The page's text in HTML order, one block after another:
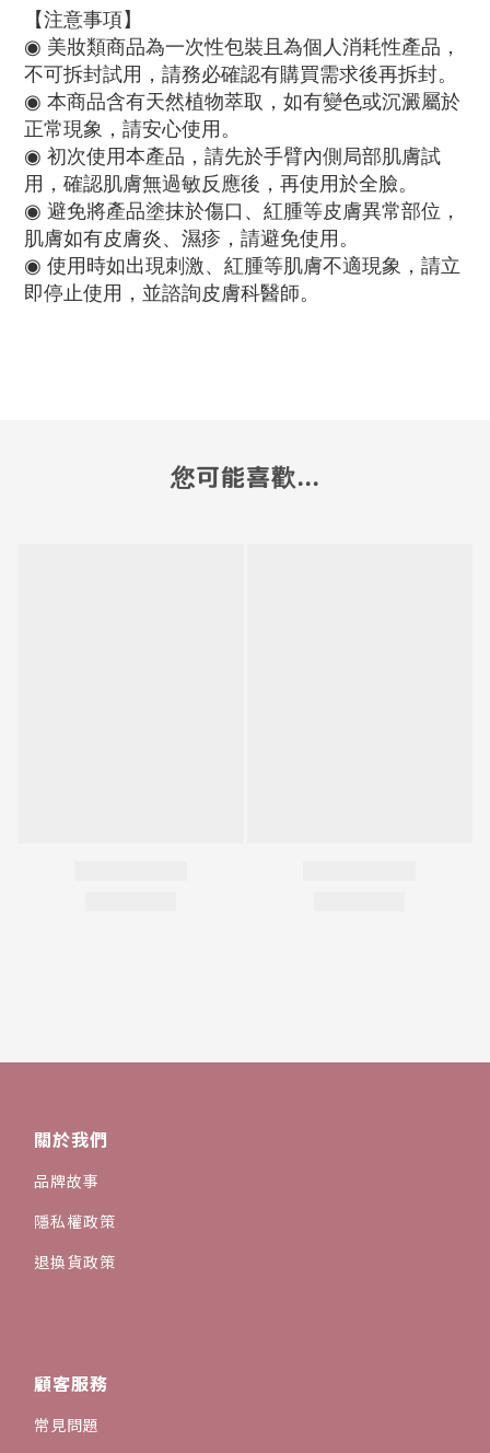
【注意事項】
◉ 美妝類商品為一次性包裝且為個人消耗性產品，
不可拆封試用，請務必確認有購買需求後再拆封。
◉ 本商品含有天然植物萃取，如有變色或沉澱屬於
正常現象，請安心使用。
◉ 初次使用本產品，請先於手臂內側局部肌膚試
用，確認肌膚無過敏反應後，再使用於全臉。
◉ 避免將產品塗抹於傷口、紅腫等皮膚異常部位，
肌膚如有皮膚炎、濕疹，請避免使用。
◉ 使用時如出現刺激、紅腫等肌膚不適現象，請立
即停止使用，並諮詢皮膚科醫師。
您可能喜歡...
關於我們
品牌故事
隱私權政策
退換貨政策
顧客服務
常見問題